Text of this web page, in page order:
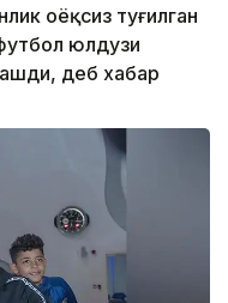
оёқсиз туғилган
юлдузи
деб хабар